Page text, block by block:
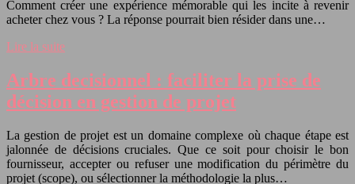
Comment créer une expérience mémorable qui les incite à revenir
acheter chez vous ? La réponse pourrait bien résider dans une…
Lire la suite
Arbre decisionnel : faciliter la prise de
décision en gestion de projet
La gestion de projet est un domaine complexe où chaque étape est
jalonnée de décisions cruciales. Que ce soit pour choisir le bon
fournisseur, accepter ou refuser une modification du périmètre du
projet (scope), ou sélectionner la méthodologie la plus…